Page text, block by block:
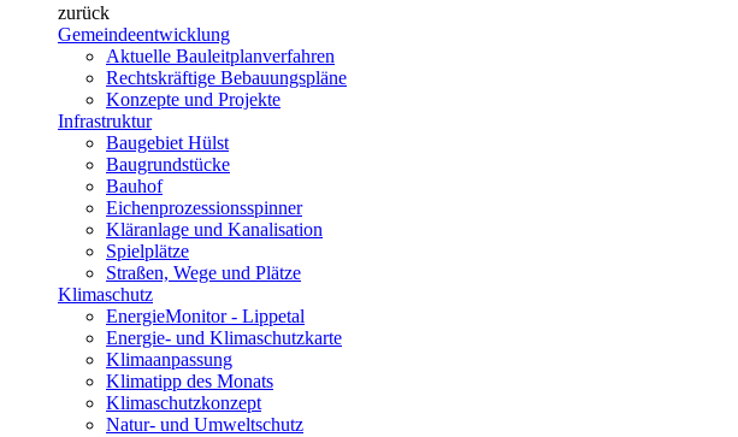
zurück
Gemeindeentwicklung
Aktuelle Bauleitplanverfahren
Rechtskräftige Bebauungspläne
Konzepte und Projekte
Infrastruktur
Baugebiet Hülst
Baugrundstücke
Bauhof
Eichenprozessionsspinner
Kläranlage und Kanalisation
Spielplätze
Straßen, Wege und Plätze
Klimaschutz
EnergieMonitor - Lippetal
Energie- und Klimaschutzkarte
Klimaanpassung
Klimatipp des Monats
Klimaschutzkonzept
Natur- und Umweltschutz